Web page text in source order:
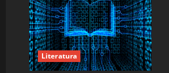
Literatura